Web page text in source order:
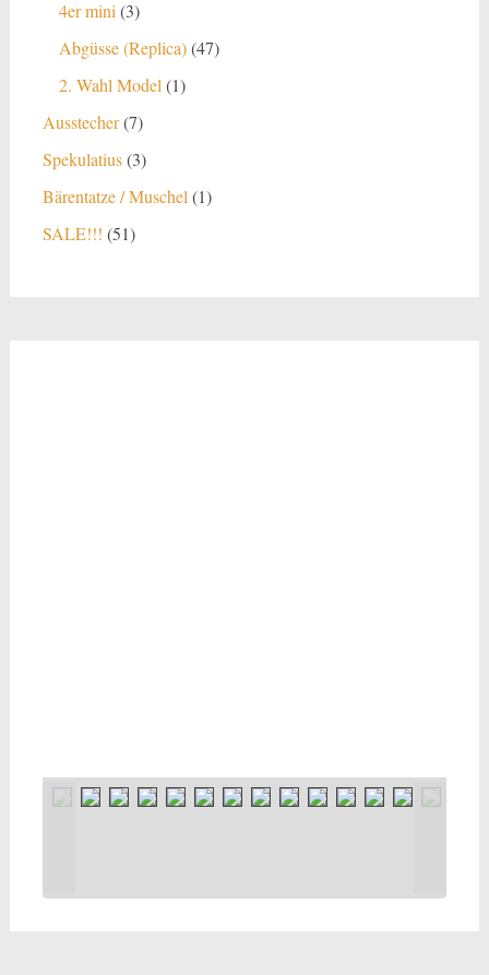
4er mini 33
Abgüsse (Replica) 4747
2. Wahl Model 11
Ausstecher 77
Spekulatius 33
Produkte
Bärentatze / Muschel 11
SALE!!! 5151